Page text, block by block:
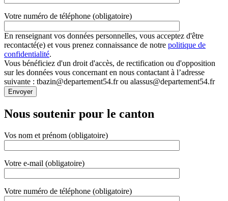
Votre numéro de téléphone (obligatoire)
En renseignant vos données personnelles, vous acceptez d'être
recontacté(e) et vous prenez connaissance de notre politique de
confidentialité.
Vous bénéficiez d'un droit d'accès, de rectification ou d'opposition
sur les données vous concernant en nous contactant à l’adresse
suivante : tbazin@departement54.fr ou alassus@departement54.fr
Nous soutenir pour le canton
Vos nom et prénom (obligatoire)
Votre e-mail (obligatoire)
Votre numéro de téléphone (obligatoire)